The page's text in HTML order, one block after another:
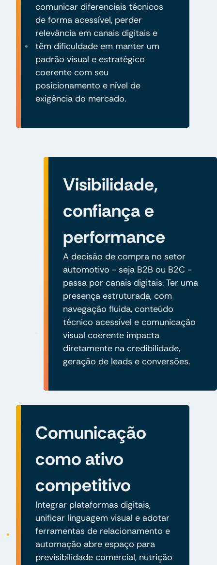
comunicar diferenciais técnicos
de forma acessível, perder
relevância em canais digitais e
têm dificuldade em manter um
padrão visual e estratégico
coerente com seu
posicionamento e nível de
exigência do mercado.
Visibilidade,
confiança e
performance
A decisão de compra no setor
automotivo - seja B2B ou B2C -
passa por canais digitais. Ter uma
presença estruturada, com
navegação fluida, conteúdo
técnico acessível e comunicação
visual coerente impacta
diretamente na credibilidade,
geração de leads e conversões.
Comunicação
como ativo
competitivo
Integrar plataformas digitais,
unificar linguagem visual e adotar
ferramentas de relacionamento e
automação abre espaço para
previsibilidade comercial, nutrição